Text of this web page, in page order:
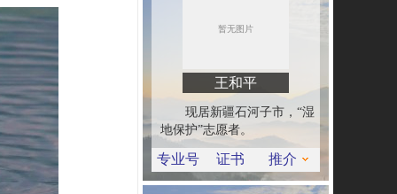
王和平
现居新疆石河子市，“湿
地保护”志愿者。
专业号 证书 推介